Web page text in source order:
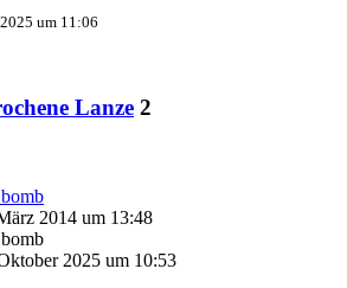
um 11:06
Lanze 2
2014 um 13:48
2025 um 10:53